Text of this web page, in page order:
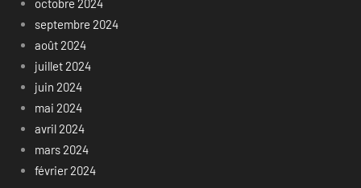
octobre 2024
septembre 2024
août 2024
juillet 2024
juin 2024
mai 2024
avril 2024
mars 2024
février 2024